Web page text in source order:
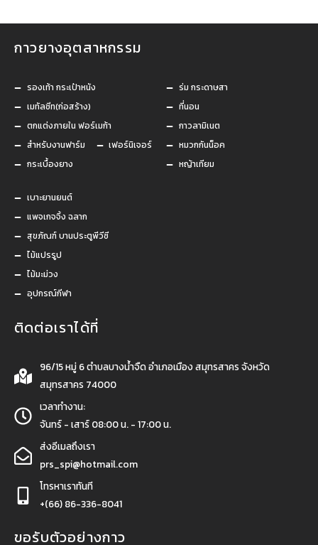
กาวยางอุตสาหกรรม
รองเท้า กระเป๋าหนัง
เมทัลชีท(ก่อสร้าง)
ตกแต่งภายใน ฟอร์เมก้า
สำหรับงานฟาร์ม
เฟอร์นิเจอร์
กระเบื้องยาง
ร่ม กระดาษสา
ที่นอน
กาวลามิเนต
หมวกกันน็อค
หญ้าเทียม
เบาะยานยนต์
แพจเกจจิ้ง ฉลาก
สุขภัณฑ์ บานประตูพีวีซี
ไม้แปรรูป
ไม้มะม่วง
อุปกรณ์กีฬา
ติดต่อเราได้ที่
96/15 หมู่ 6 ตำบลบางน้ำจืด อำเภอเมือง สมุทรสาคร จังหวัด
สมุทรสาคร 74000
เวลาทำงาน:
จันทร์ - เสาร์ 08:00 น. - 17:00 น.
ส่งอีเมลถึงเรา
prs_spi@hotmail.com
โทรหาเราทันที
+(66) 86-336-8041
ขอรับตัวอย่างกาว